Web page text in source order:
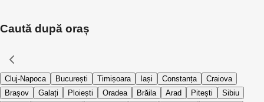
Caută după oraș
Cluj-Napoca București Timișoara Iași Constanța
Craiova
Brașov
Galați Ploiești Oradea Brăila Arad Pitești
Sibiu